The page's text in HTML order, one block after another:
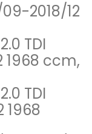
09-2018/12
TDI
1968 ccm,
TDI
1968